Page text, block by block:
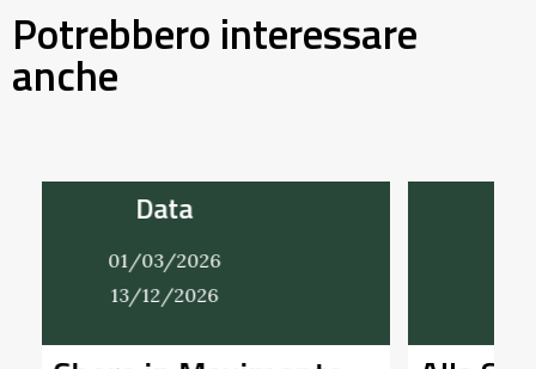
Potrebbero interessare
anche